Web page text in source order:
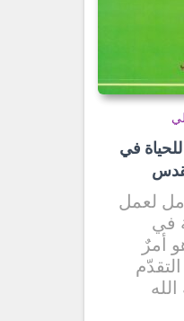
في
لعمل
في
أمرٌ